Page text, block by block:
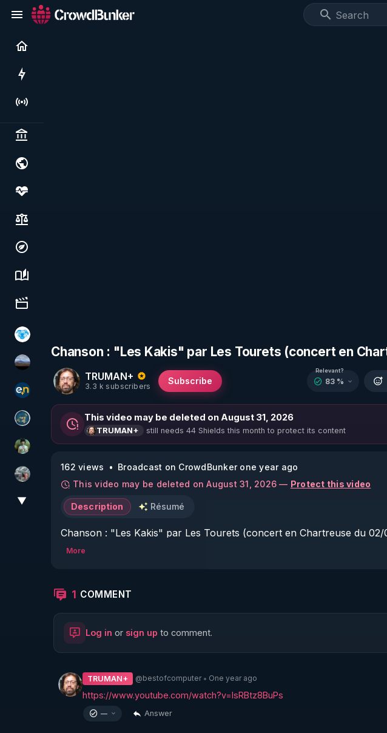
Live
Politics & institutions
Society, justice & freedoms
Economy, environment & technology
Science, history & spirituality
Culture, media & entertainment
A.D.N.M
michel lanceur alerte
essentiel.news
Réinformation sur le monde
Sonmi-877
Ben Garneau
▼
Chanson : "Les Kakis" par Les Tourets (concert en
TRUMAN+
3.3 k subscribers
Subscribe
Relevant?
83 %
This video may be deleted on August 31, 2026
TRUMAN+ still needs 44 Shields this month to protect its content
162 views
Broadcast on CrowdBunker one year ago
This video may be deleted on August 31, 2026 — Protect this video
Description Résumé
Chanson : "Les Kakis" par Les Tourets (concert en Chartreuse du 02/
https://youtube.com/@lestourets
https://www.facebook.com/LesTourets
More
1 COMMENT
Log in or sign up to comment.
TRUMAN+ @bestofcomputer • One year ago
https://www.youtube.com/watch?v=IsRBtz8BuPs
— Answer